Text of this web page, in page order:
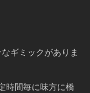
ギミックがありま
時間毎に味方に橋